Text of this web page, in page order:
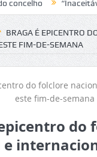
“Inaceitável”.
Alcobaça Igreja
BRAGA É EPICENTRO
FIM-DE-SEMANA
do